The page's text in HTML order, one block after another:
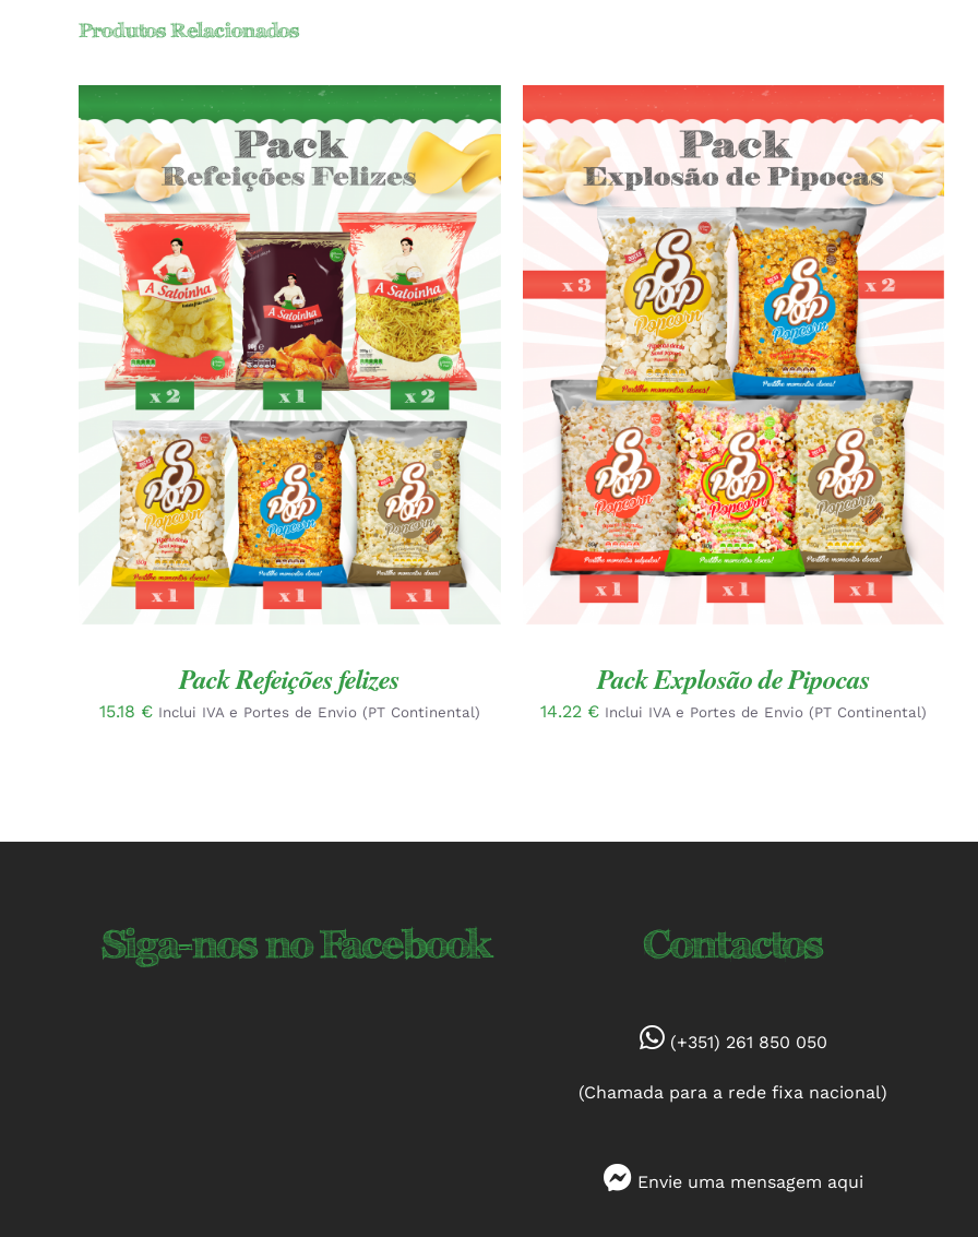
Produtos Relacionados
ADICIONAR / QUICK VIEW
Pack Refeições felizes
15.18 € Inclui IVA e Portes de Envio (PT Continental)
ADICIONAR / QUICK VIEW
Pack Explosão de Pipocas
14.22 € Inclui IVA e Portes de Envio (PT Continental)
Siga-nos no Facebook Contactos
(+351) 261 850 050
(Chamada para a rede fixa nacional)
Envie uma mensagem aqui